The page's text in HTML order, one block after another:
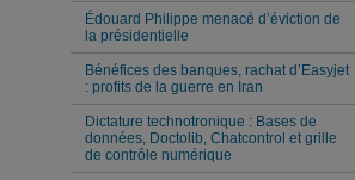
Édouard Philippe menacé d’éviction de
la présidentielle
Bénéfices des banques, rachat d’Easyjet
: profits de la guerre en Iran
Dictature technotronique : Bases de
données, Doctolib, Chatcontrol et grille
de contrôle numérique